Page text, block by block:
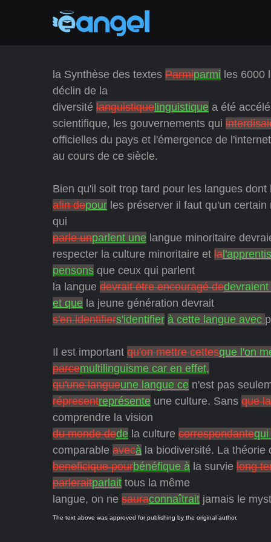
la Synthèse des textes Parmiparmi les 6000
déclin de la
diversité languistique linguistique a été
scientifique, les gouvernements qui
officielles du pays et l'émergence de
au cours de ce siècle.
Bien qu'il soit trop tard pour les langues
afin depour les préserver il faut qu'un
qui
parle unparlent une langue minoritaire
respecter la culture minoritaire et la
pensons que ceux qui parlent
la langue devrait ėtre encouragé de
et que la jeune génération devrait
s'en identifiers'identifier à cette langue avec
Il est important qu'on mettre cettesque l'on
parcemultilinguisme car en effet,
qu'une langueune langue ce n'est pas
répresentreprésente une culture. Sans que la
comprendre la vision
du monde dede la culture correspondantequi
comparable avecà la biodiversité. La
beneficique pourbénéfique à la survie long
parleraitparlait tous la même
langue, on ne sauraconnaîtrait jamais le
The text above was approved for publishing by the original author.